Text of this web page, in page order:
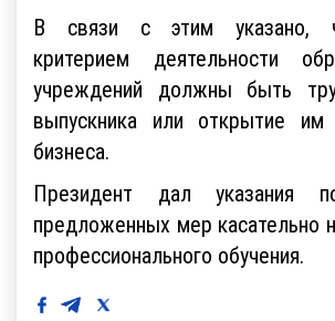
В связи с этим указано,
критерием деятельности
учреждений должны быть
выпускника или открытие им
бизнеса.
Президент дал указания
предложенных мер касательно
профессионального обучения.